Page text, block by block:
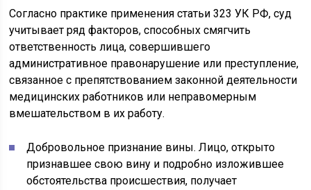
Согласно практике применения статьи 323 УК РФ, суд
учитывает ряд факторов, способных смягчить
ответственность лица, совершившего
административное правонарушение или преступление,
связанное с препятствованием законной деятельности
медицинских работников или неправомерным
вмешательством в их работу.
Добровольное признание вины. Лицо, открыто
признавшее свою вину и подробно изложившее
обстоятельства происшествия, получает